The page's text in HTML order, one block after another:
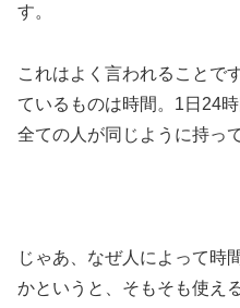
す。
これはよく言われることで
ているものは時間。1日24
全ての人が同じように持っ
じゃあ、なぜ人によって時
かというと、そもそも使え